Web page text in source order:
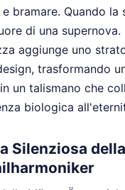
bramare. Quando la
di una supernova.
aggiunge uno
trasformando
un talismano che
biologica
Silenziosa